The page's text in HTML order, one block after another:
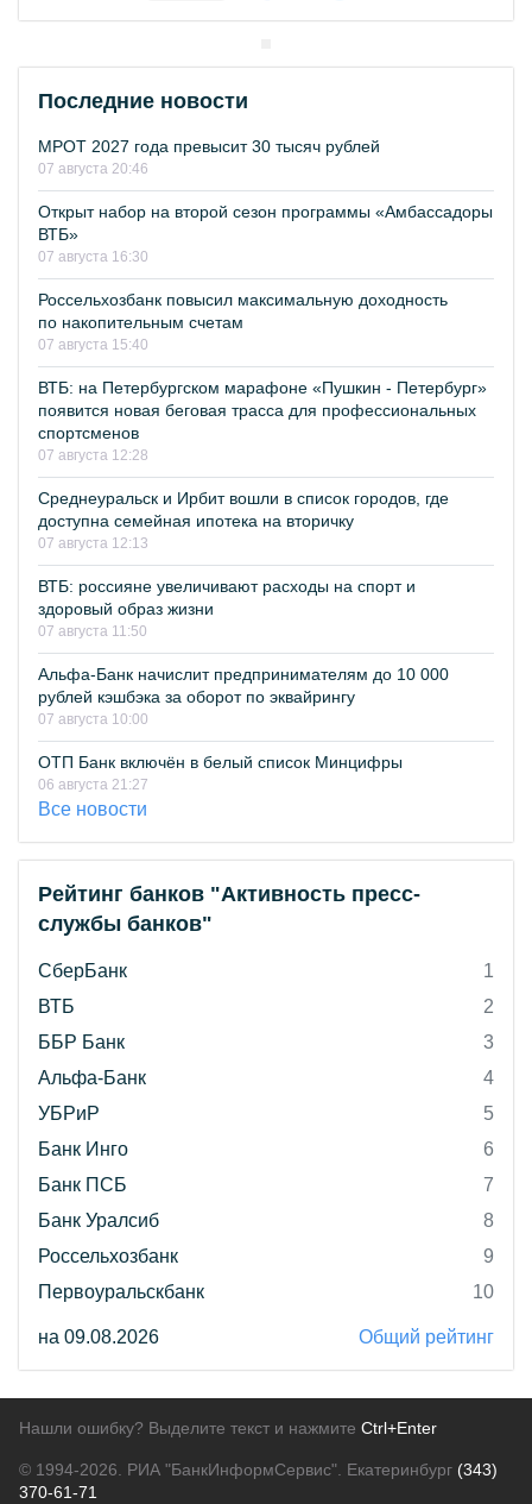
Последние новости
МРОТ 2027 года превысит 30 тысяч рублей
07 августа 20:46
Открыт набор на второй сезон программы «Амбассадоры
ВТБ»
07 августа 16:30
Россельхозбанк повысил максимальную доходность
по накопительным счетам
07 августа 15:40
ВТБ: на Петербургском марафоне «Пушкин - Петербург»
появится новая беговая трасса для профессиональных
спортсменов
07 августа 12:28
Среднеуральск и Ирбит вошли в список городов, где
доступна семейная ипотека на вторичку
07 августа 12:13
ВТБ: россияне увеличивают расходы на спорт и
здоровый образ жизни
07 августа 11:50
Альфа-Банк начислит предпринимателям до 10 000
рублей кэшбэка за оборот по эквайрингу
07 августа 10:00
ОТП Банк включён в белый список Минцифры
06 августа 21:27
Все новости
Рейтинг банков "Активность пресс-
службы банков"
СберБанк
1
ВТБ
2
ББР Банк
3
Альфа-Банк
4
УБРиР
5
Банк Инго
6
Банк ПСБ
7
Банк Уралсиб
8
Россельхозбанк
9
Первоуральскбанк
10
на 09.08.2026 Общий рейтинг
Нашли ошибку? Выделите текст и нажмите Ctrl+Enter
© 1994-2026. РИА "БанкИнформСервис". Екатеринбург (343)
370-61-71